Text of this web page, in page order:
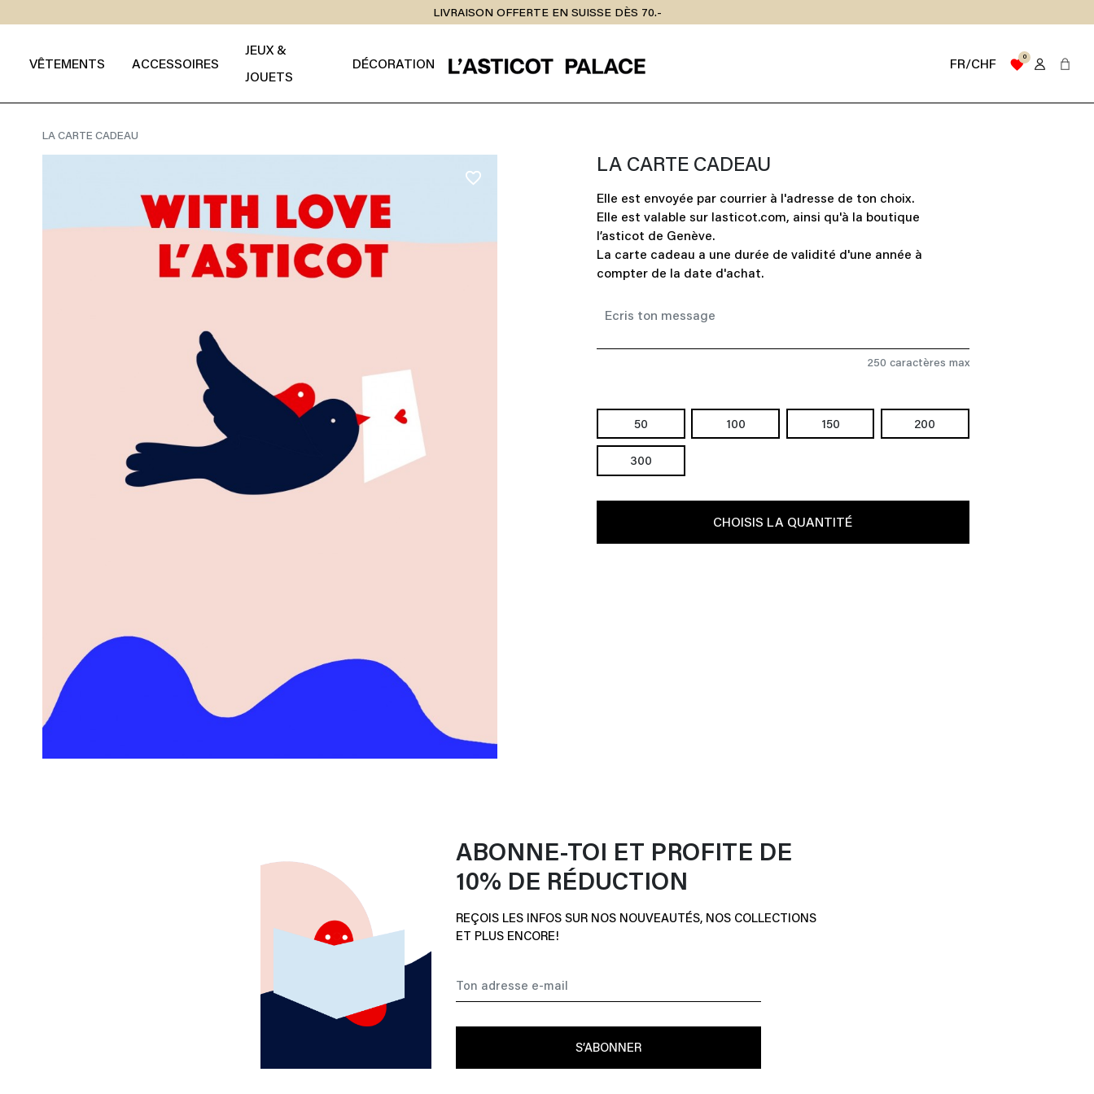
LIVRAISON OFFERTE EN SUISSE DÈS 70.-
FR/CHF favorite0
VÊTEMENTS ACCESSOIRES
JEUX &
JOUETS
DÉCORATION
LA CARTE CADEAU
favorite_border
LA CARTE CADEAU
Elle est envoyée par courrier à l'adresse de ton choix.
Elle est valable sur lasticot.com, ainsi qu'à la boutique
l’asticot de Genève.
La carte cadeau a une durée de validité d'une année à
compter de la date d'achat.
250 caractères max
50 100 150 200
300
CHOISIS LA QUANTITÉ
ABONNE-TOI ET PROFITE DE
10% DE RÉDUCTION
REÇOIS LES INFOS SUR NOS NOUVEAUTÉS, NOS COLLECTIONS
ET PLUS ENCORE!